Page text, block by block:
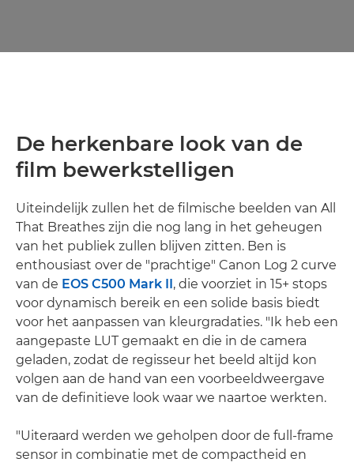
De herkenbare look van de
film bewerkstelligen
Uiteindelijk zullen het de filmische beelden van All
That Breathes zijn die nog lang in het geheugen
van het publiek zullen blijven zitten. Ben is
enthousiast over de "prachtige" Canon Log 2 curve
van de EOS C500 Mark II , die voorziet in 15+ stops
voor dynamisch bereik en een solide basis biedt
voor het aanpassen van kleurgradaties. "Ik heb een
aangepaste LUT gemaakt en die in de camera
geladen, zodat de regisseur het beeld altijd kon
volgen aan de hand van een voorbeeldweergave
van de definitieve look waar we naartoe werkten.
"Uiteraard werden we geholpen door de full-frame
sensor in combinatie met de compactheid en